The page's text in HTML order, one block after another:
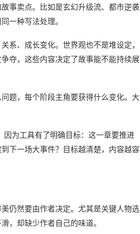
事卖点。比如是玄幻升级流、都市逆袭
一种写法处理。
系、成长变化。世界观也不是堆设定，
夺，这些内容决定了故事能不能持续展
题，每个阶段主角要获得什么变化。大
因为工具有了明确目标：这一章要推进
下一场大事件？目标越清楚，内容越容
仍然要由作者决定。尤其是关键人物选
，却缺少作者自己的味道。